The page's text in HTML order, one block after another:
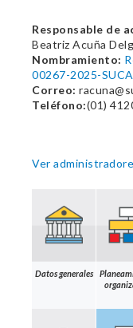
Responsable de
Beatriz Acuña
Nombramiento:
00267-2025-
Correo:
Teléfono:(01)
Ver
Datos generales